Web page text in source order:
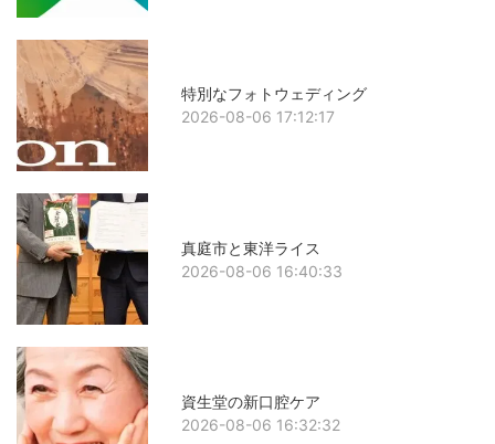
特別なフォトウェディング
2026-08-06 17:12:17
真庭市と東洋ライス
2026-08-06 16:40:33
資生堂の新口腔ケア
2026-08-06 16:32:32